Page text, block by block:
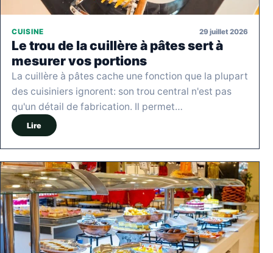
CUISINE 29 juillet 2026
Le trou de la cuillère à pâtes sert à
mesurer vos portions
La cuillère à pâtes cache une fonction que la plupart
des cuisiniers ignorent: son trou central n'est pas
qu'un détail de fabrication. Il permet…
Lire